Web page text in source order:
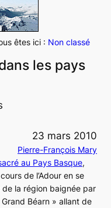
êtes ici : Non classé
les pays
23 mars 2010
Pierre-François Mary
au Pays Basque,
de l’Adour en se
la région baignée par
Béarn » allant de